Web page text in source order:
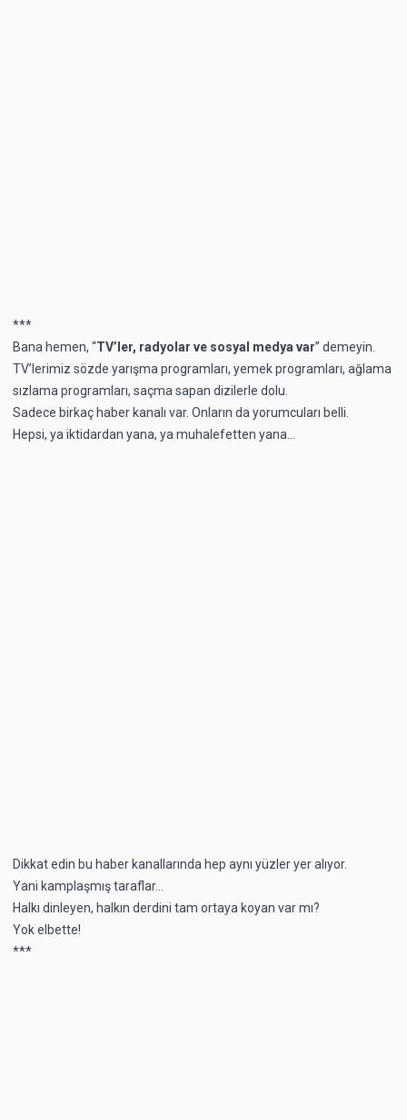
***
Bana hemen, “TV’ler, radyolar ve sosyal medya var” demeyin.
TV’lerimiz sözde yarışma programları, yemek programları, ağlama
sızlama programları, saçma sapan dizilerle dolu.
Sadece birkaç haber kanalı var. Onların da yorumcuları belli.
Hepsi, ya iktidardan yana, ya muhalefetten yana...
Dikkat edin bu haber kanallarında hep aynı yüzler yer alıyor.
Yani kamplaşmış taraflar...
Halkı dinleyen, halkın derdini tam ortaya koyan var mı?
Yok elbette!
***